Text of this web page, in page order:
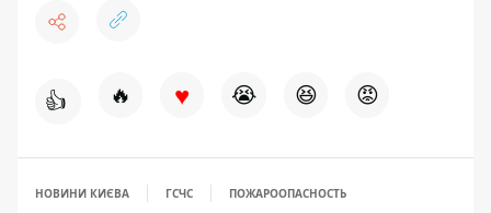
👍 🔥 ♥ 😭 😆 😡
НОВИНИ КИЄВА ГСЧС ПОЖАРООПАСНОСТЬ